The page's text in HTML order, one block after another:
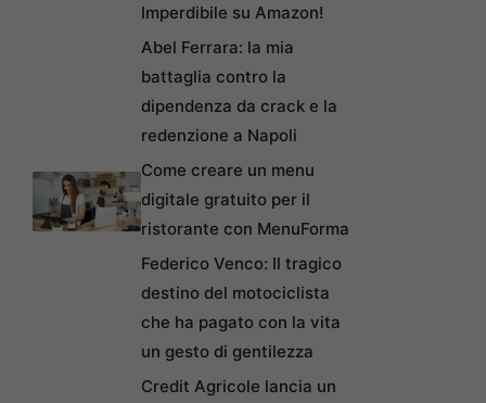
Imperdibile su Amazon!
Abel Ferrara: la mia
battaglia contro la
dipendenza da crack e la
redenzione a Napoli
Come creare un menu
digitale gratuito per il
ristorante con MenuForma
Federico Venco: Il tragico
destino del motociclista
che ha pagato con la vita
un gesto di gentilezza
Credit Agricole lancia un